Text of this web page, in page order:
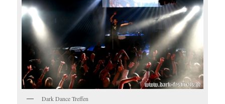
Dark Dance Treffen